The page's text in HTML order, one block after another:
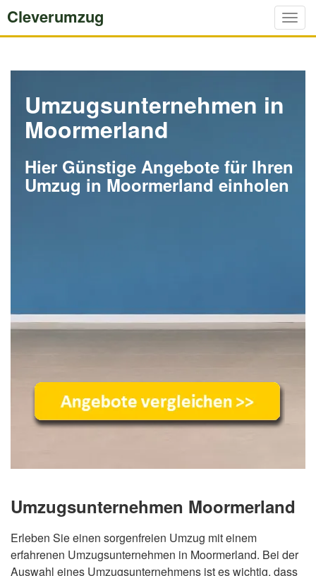
Cleverumzug
Umzugsunternehmen in
Moormerland
Hier Günstige Angebote für Ihren
Umzug in Moormerland einholen
Umzugsunternehmen Moormerland
Erleben Sie einen sorgenfreien Umzug mit einem
erfahrenen Umzugsunternehmen in Moormerland. Bei der
Auswahl eines Umzugsunternehmens ist es wichtig, dass